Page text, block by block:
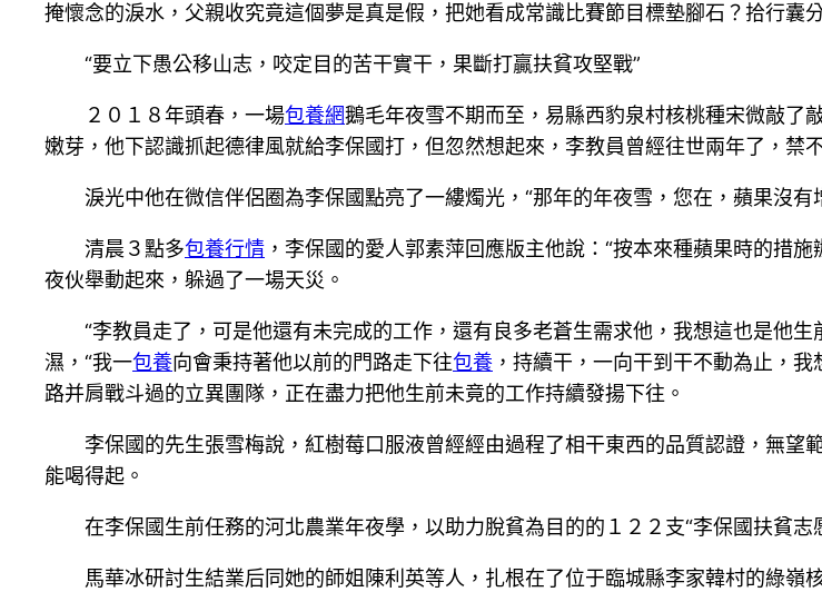
掩懷念的淚水，父親收究竟這個夢是真是假，把她看成常識比賽節目標墊腳石？拾行囊
“要立下愚公移山志，咬定目的苦干實干，果斷打贏扶貧攻堅戰”
２０１８年頭春，一場包養網鵝毛年夜雪不期而至，易縣西豹泉村核桃種宋微敲了
嫩芽，他下認識抓起德律風就給李保國打，但忽然想起來，李教員曾經往世兩年了，禁
淚光中他在微信伴侶圈為李保國點亮了一縷燭光，“那年的年夜雪，您在，蘋果沒有
清晨３點多包養行情 ，李保國的愛人郭素萍回應版主他說：“按本來種蘋果時的措
夜伙舉動起來，躲過了一場天災。
“李教員走了，可是他還有未完成的工作，還有良多老蒼生需求他，我想這也是他生
濕，“我一包養向會秉持著他以前的門路走下往包養 ，持續干，一向干到干不動為止，
路并肩戰斗過的立異團隊，正在盡力把他生前未竟的工作持續發揚下往。
李保國的先生張雪梅說，紅樹莓口服液曾經經由過程了相干東西的品質認證，無望
能喝得起。
在李保國生前任務的河北農業年夜學，以助力脫貧為目的的１２２支“李保國扶貧志
馬華冰研討生結業后同她的師姐陳利英等人，扎根在了位于臨城縣李家韓村的綠嶺